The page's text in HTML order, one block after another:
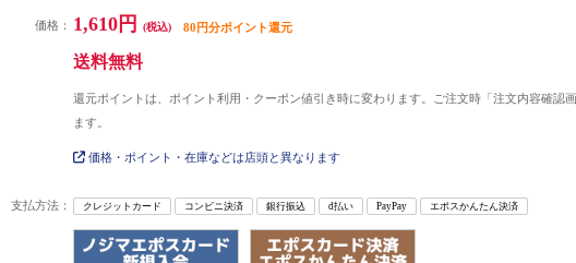
価格： 1,610円 (税込) 80円分ポイント還元
送料無料
還元ポイントは、ポイント利用・クーポン値引き時に変わります。ご注文時「注文内容確認
ます。
価格・ポイント・在庫などは店頭と異なります
支払方法： クレジットカード コンビニ決済 銀行振込 d払い PayPay エポスかんたん決済